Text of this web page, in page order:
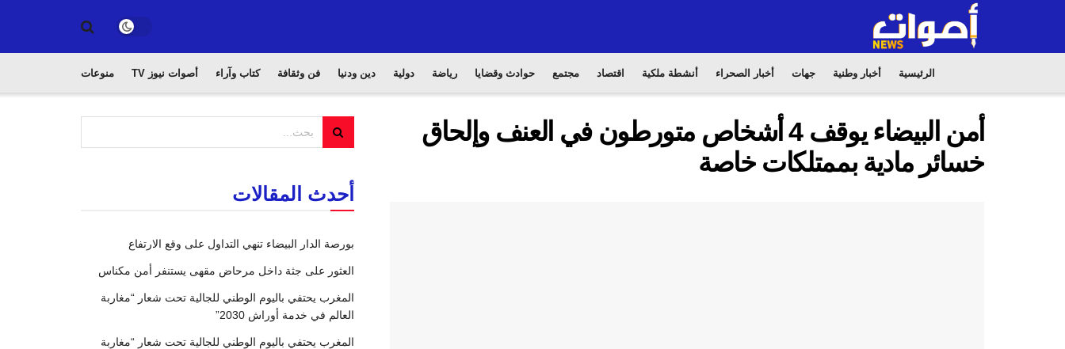
الرئيسية أخبار وطنية جهات أخبار الصحراء أنشطة ملكية اقتصاد مجتمع حوادث وقضايا رياضة دولية دين ودنيا فن وثقافة كتاب وآراء أصوات نيوز TV منوعات
أمن البيضاء يوقف 4 أشخاص متورطون في العنف وإلحاق
خسائر مادية بممتلكات خاصة
أحدث المقالات
بورصة الدار البيضاء تنهي التداول على وقع الارتفاع
العثور على جثة داخل مرحاض مقهى يستنفر أمن مكناس
المغرب يحتفي باليوم الوطني للجالية تحت شعار “مغاربة
العالم في خدمة أوراش 2030”
المغرب يحتفي باليوم الوطني للجالية تحت شعار “مغاربة